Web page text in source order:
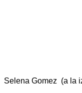
Selena Gomez (a la